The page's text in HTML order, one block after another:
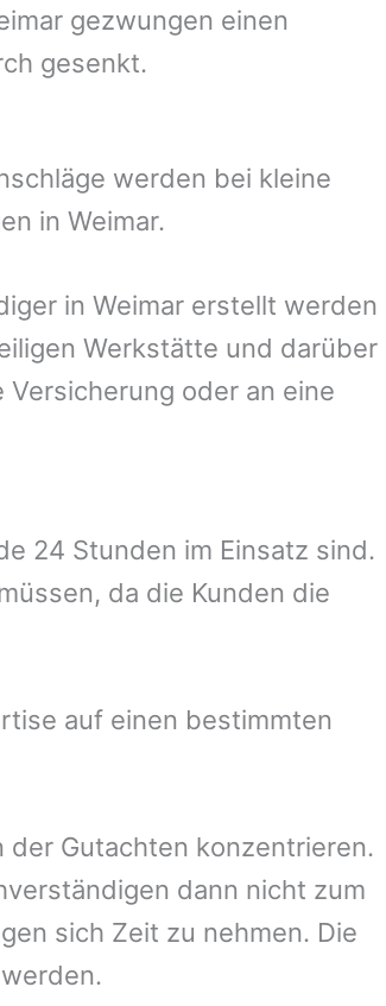
gezwungen einen
gesenkt.
werden bei kleine
in Weimar.
in Weimar erstellt werden
Werkstätte und darüber
oder an eine
24 Stunden im Einsatz sind.
da die Kunden die
auf einen bestimmten
Gutachten konzentrieren.
dann nicht zum
sich Zeit zu nehmen. Die